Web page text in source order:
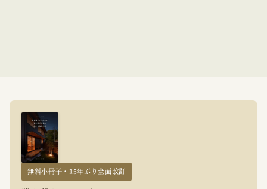
無料小冊子・15年ぶり全面改訂